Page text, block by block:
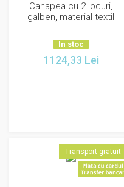
Canapea cu 2 locuri,
galben, material textil
In stoc
1124,33 Lei
Transport gratuit